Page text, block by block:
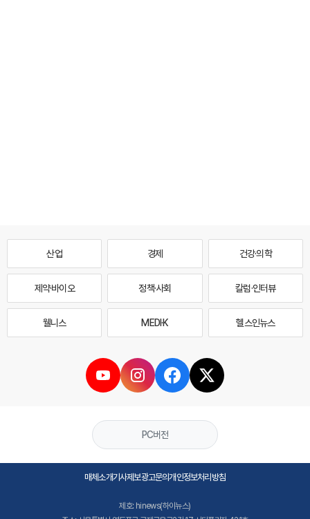
산업 경제 건강·의학
제약·바이오 정책·사회 칼럼·인터뷰
웰니스 MEDI·K 헬스인뉴스
PC버전
매체소개기사제보광고문의개인정보처리방침
제호: hinews(하이뉴스)